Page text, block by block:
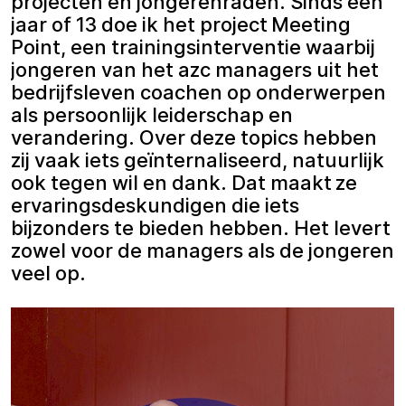
jaar of 13 doe ik het project Meeting
Point, een trainingsinterventie waarbij
jongeren van het azc managers uit het
bedrijfsleven coachen op onderwerpen
als persoonlijk leiderschap en
verandering. Over deze topics hebben
zij vaak iets geïnternaliseerd, natuurlijk
ook tegen wil en dank. Dat maakt ze
ervaringsdeskundigen die iets
bijzonders te bieden hebben. Het levert
zowel voor de managers als de jongeren
veel op.